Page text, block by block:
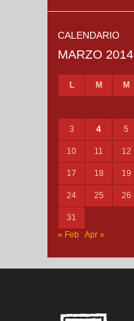
CALENDARIO
MARZO 2014
L M M
3 4 5
10 11 12
17 18 19
24 25 26
31
« Feb
Apr »